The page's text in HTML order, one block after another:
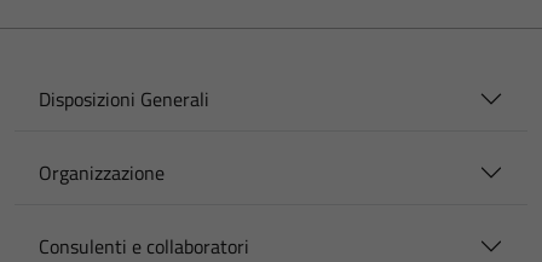
Disposizioni Generali
Organizzazione
Consulenti e collaboratori